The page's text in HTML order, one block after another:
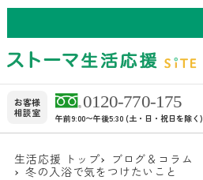
お客様
相談室
午前9:00〜午後5:30 (土・日・祝日を除く)
生活応援 トップ
ブログ＆コラム
冬の入浴で気をつけたいこと